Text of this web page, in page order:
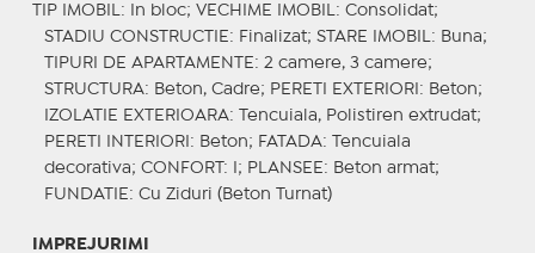
TIP IMOBIL : In bloc; VECHIME IMOBIL : Consolidat;
STADIU CONSTRUCTIE : Finalizat; STARE IMOBIL : Buna;
TIPURI DE APARTAMENTE : 2 camere, 3 camere;
STRUCTURA: Beton, Cadre; PERETI EXTERIORI : Beton;
IZOLATIE EXTERIOARA: Tencuiala, Polistiren extrudat;
PERETI INTERIORI : Beton; FATADA: Tencuiala
decorativa; CONFORT : I; PLANSEE : Beton armat;
FUNDATIE : Cu Ziduri (Beton Turnat)
IMPREJURIMI